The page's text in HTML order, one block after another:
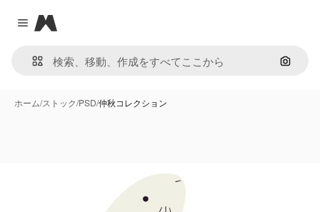
Close menu
Magnific
画像で
ホーム/ストック/PSD/仲秋コレクション